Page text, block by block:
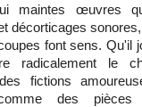
maintes œuvres
décorticages
font sens. Qu'il
radicalement le
fictions
des